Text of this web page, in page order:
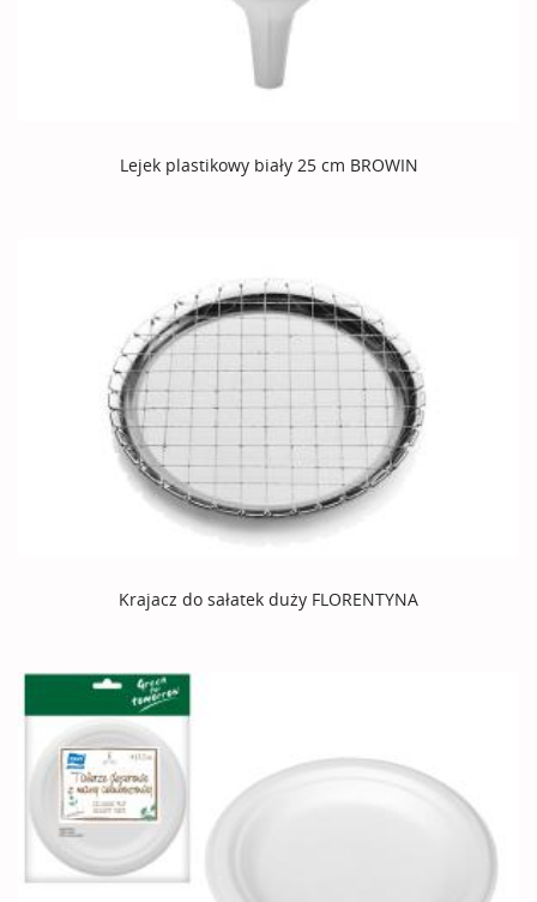
Lejek plastikowy biały 25 cm BROWIN
Krajacz do sałatek duży FLORENTYNA